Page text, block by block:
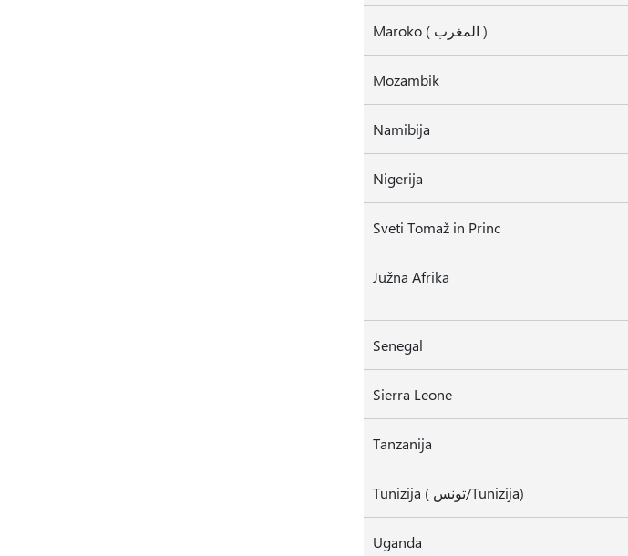
Maroko ( المغرب )
Mozambik
Namibija
Nigerija
Sveti Tomaž in Princ
Južna Afrika
Senegal
Sierra Leone
Tanzanija
Tunizija ( تونس/Tunizija)
Uganda